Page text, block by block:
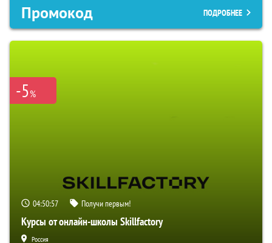
Промокод ПОДРОБНЕЕ
-5%
04:50:56 Получи первым!
Курсы от онлайн-школы Skillfactory
Россия